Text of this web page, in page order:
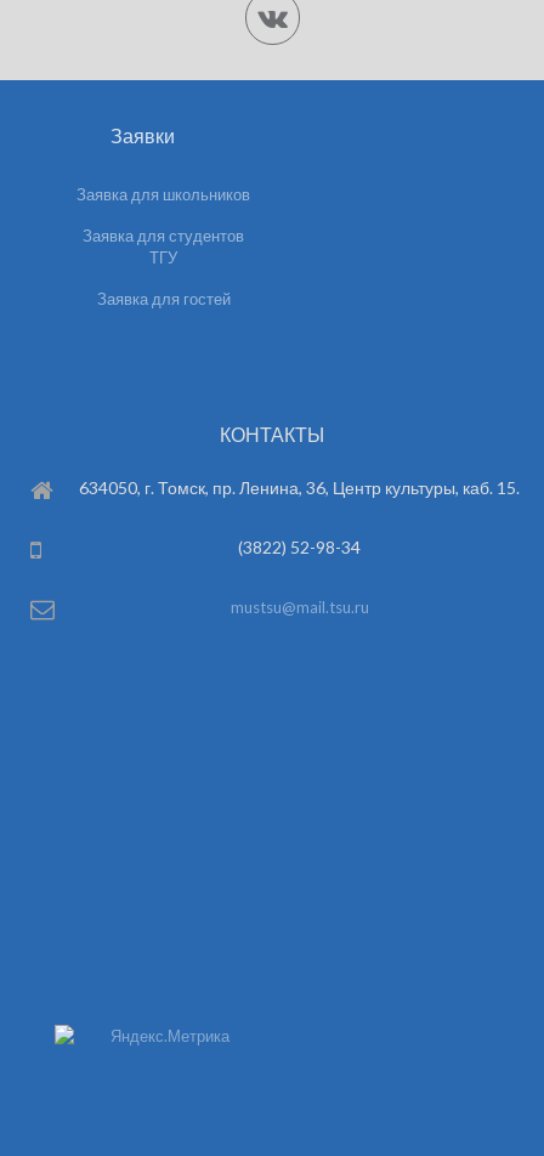
Заявки
Заявка для школьников
Заявка для студентов
ТГУ
Заявка для гостей
КОНТАКТЫ
634050, г. Томск, пр. Ленина, 36, Центр культуры, каб. 15.
(3822) 52-98-34
mustsu@mail.tsu.ru